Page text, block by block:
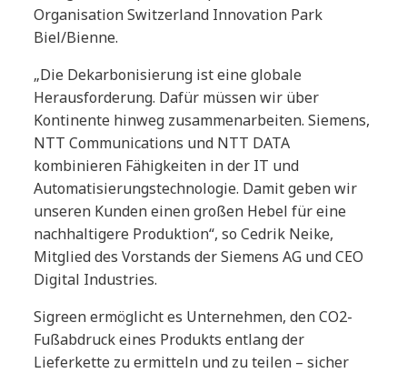
Organisation Switzerland Innovation Park
Biel/Bienne.
„Die Dekarbonisierung ist eine globale
Herausforderung. Dafür müssen wir über
Kontinente hinweg zusammenarbeiten. Siemens,
NTT Communications und NTT DATA
kombinieren Fähigkeiten in der IT und
Automatisierungstechnologie. Damit geben wir
unseren Kunden einen großen Hebel für eine
nachhaltigere Produktion“, so Cedrik Neike,
Mitglied des Vorstands der Siemens AG und CEO
Digital Industries.
Sigreen ermöglicht es Unternehmen, den CO2-
Fußabdruck eines Produkts entlang der
Lieferkette zu ermitteln und zu teilen – sicher